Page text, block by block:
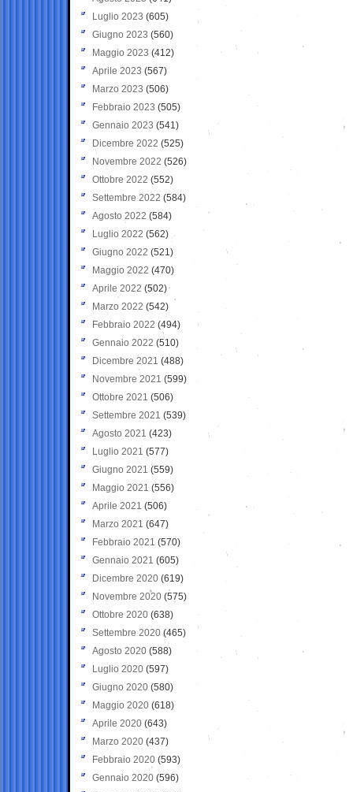
Luglio 2023 (605)
Giugno 2023 (560)
Maggio 2023 (412)
Aprile 2023 (567)
Marzo 2023 (506)
Febbraio 2023 (505)
Gennaio 2023 (541)
Dicembre 2022 (525)
Novembre 2022 (526)
Ottobre 2022 (552)
Settembre 2022 (584)
Agosto 2022 (584)
Luglio 2022 (562)
Giugno 2022 (521)
Maggio 2022 (470)
Aprile 2022 (502)
Marzo 2022 (542)
Febbraio 2022 (494)
Gennaio 2022 (510)
Dicembre 2021 (488)
Novembre 2021 (599)
Ottobre 2021 (506)
Settembre 2021 (539)
Agosto 2021 (423)
Luglio 2021 (577)
Giugno 2021(559)
Maggio 2021 (556)
Aprile 2021 (506)
Marzo 2021 (647)
Febbraio 2021 (570)
Gennaio 2021 (605)
Dicembre 2020 (619)
Novembre 2020 (575)
Ottobre 2020 (638)
Settembre 2020(465)
Agosto 2020 (588)
Luglio 2020 (597)
Giugno 2020 (580)
Maggio 2020 (618)
Aprile 2020 (643)
Marzo 2020 (437)
Febbraio 2020 (593)
Gennaio 2020 (596)